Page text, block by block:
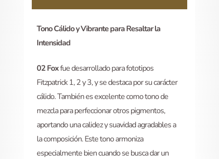
Tono Cálido y Vibrante para Resaltar la
Intensidad
02 Foxfue desarrollado para fototipos
Fitzpatrick 1, 2 y 3, y se destaca por su carácter
cálido. También es excelente como tono de
mezcla para perfeccionar otros pigmentos,
aportando una calidez y suavidad agradables a
la composición. Este tono armoniza
especialmente bien cuando se busca dar un